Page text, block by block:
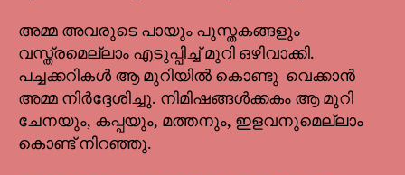
അമ്മ അവരുടെ പായും പുസ്തകങ്ങളും
വസ്ത്രമെല്ലാം എടുപ്പിച്ച് മുറി ഒഴിവാക്കി.
പച്ചക്കറികൾ ആ മുറിയിൽ കൊണ്ടു വെക്കാൻ
അമ്മ നിർദ്ദേശിച്ചു. നിമിഷങ്ങൾക്കകം ആ മുറി
ചേനയും, കപ്പയും, മത്തനും, ഇളവനുമെല്ലാം
കൊണ്ട് നിറഞ്ഞു.